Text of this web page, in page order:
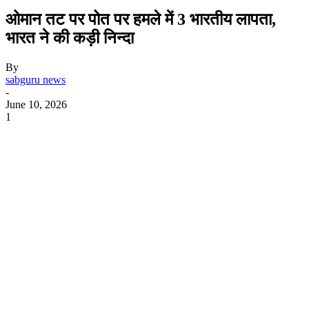
ओमान तट पर पोत पर हमले में 3 भारतीय लापता,
भारत ने की कड़ी निन्दा
By
sabguru news
-
June 10, 2026
1